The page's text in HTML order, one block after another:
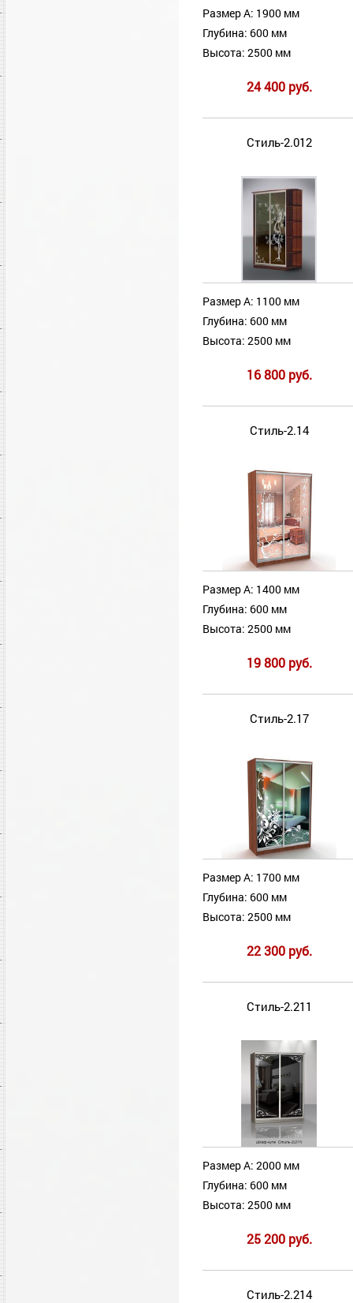
Размер А: 1900 мм
Глубина: 600 мм
Высота: 2500 мм
24 400 руб.
Стиль-2.012
Размер А: 1100 мм
Глубина: 600 мм
Высота: 2500 мм
16 800 руб.
Стиль-2.14
Размер А: 1400 мм
Глубина: 600 мм
Высота: 2500 мм
19 800 руб.
Стиль-2.17
Размер А: 1700 мм
Глубина: 600 мм
Высота: 2500 мм
22 300 руб.
Стиль-2.211
Размер А: 2000 мм
Глубина: 600 мм
Высота: 2500 мм
25 200 руб.
Стиль-2.214